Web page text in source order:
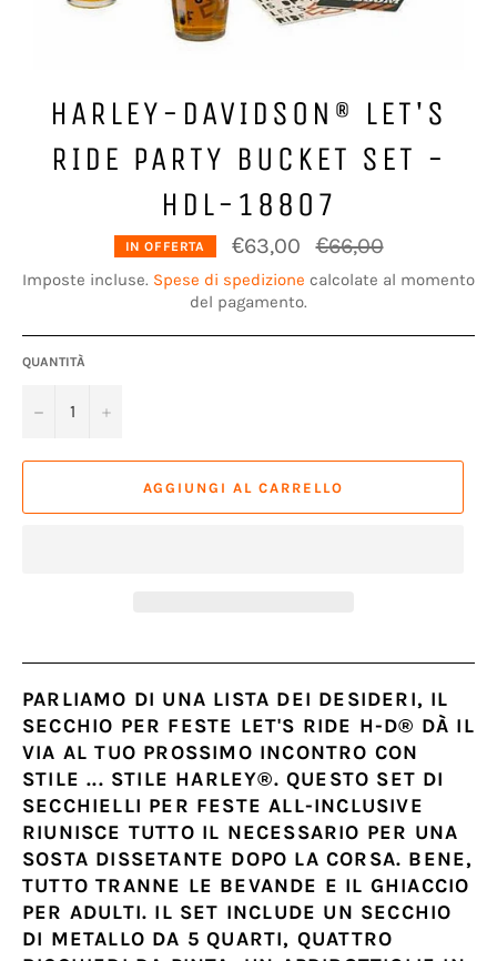
HARLEY-DAVIDSON® LET'S
RIDE PARTY BUCKET SET -
HDL-18807
IN OFFERTA €63,00
Prezzo
di
listino
€66,00
Imposte incluse. Spese di spedizione calcolate al momento
del pagamento.
QUANTITÀ
− +
AGGIUNGI AL CARRELLO
PARLIAMO DI UNA LISTA DEI DESIDERI, IL
SECCHIO PER FESTE LET'S RIDE H-D® DÀ IL
VIA AL TUO PROSSIMO INCONTRO CON
STILE ... STILE HARLEY®. QUESTO SET DI
SECCHIELLI PER FESTE ALL-INCLUSIVE
RIUNISCE TUTTO IL NECESSARIO PER UNA
SOSTA DISSETANTE DOPO LA CORSA. BENE,
TUTTO TRANNE LE BEVANDE E IL GHIACCIO
PER ADULTI. IL SET INCLUDE UN SECCHIO
DI METALLO DA 5 QUARTI, QUATTRO